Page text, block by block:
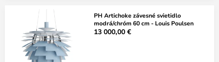
PH Artichoke závesné svietidlo
modrá/chróm 60 cm - Louis Poulsen
13 000,00 €